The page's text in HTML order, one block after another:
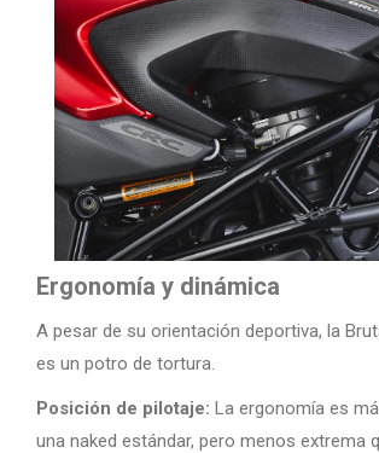
Ergonomía y dinámica
A pesar de su orientación deportiva, la
es un potro de tortura.
Posición de pilotaje: La ergonomía es
una naked estándar, pero menos extrema